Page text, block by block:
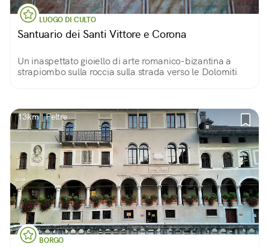
LUOGO DI CULTO
Santuario dei Santi Vittore e Corona
Un inaspettato gioiello di arte romanico-bizantina a
strapiombo sulla roccia sulla strada verso le Dolomiti
13km | Feltre
BORGO